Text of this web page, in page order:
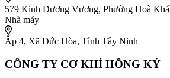
579 Kinh Dương Vương, Phường Hoà
Nhà máy
Ấp 4, Xã Đức Hòa, Tỉnh Tây Ninh
CÔNG TY CƠ KHÍ HỒNG KÝ